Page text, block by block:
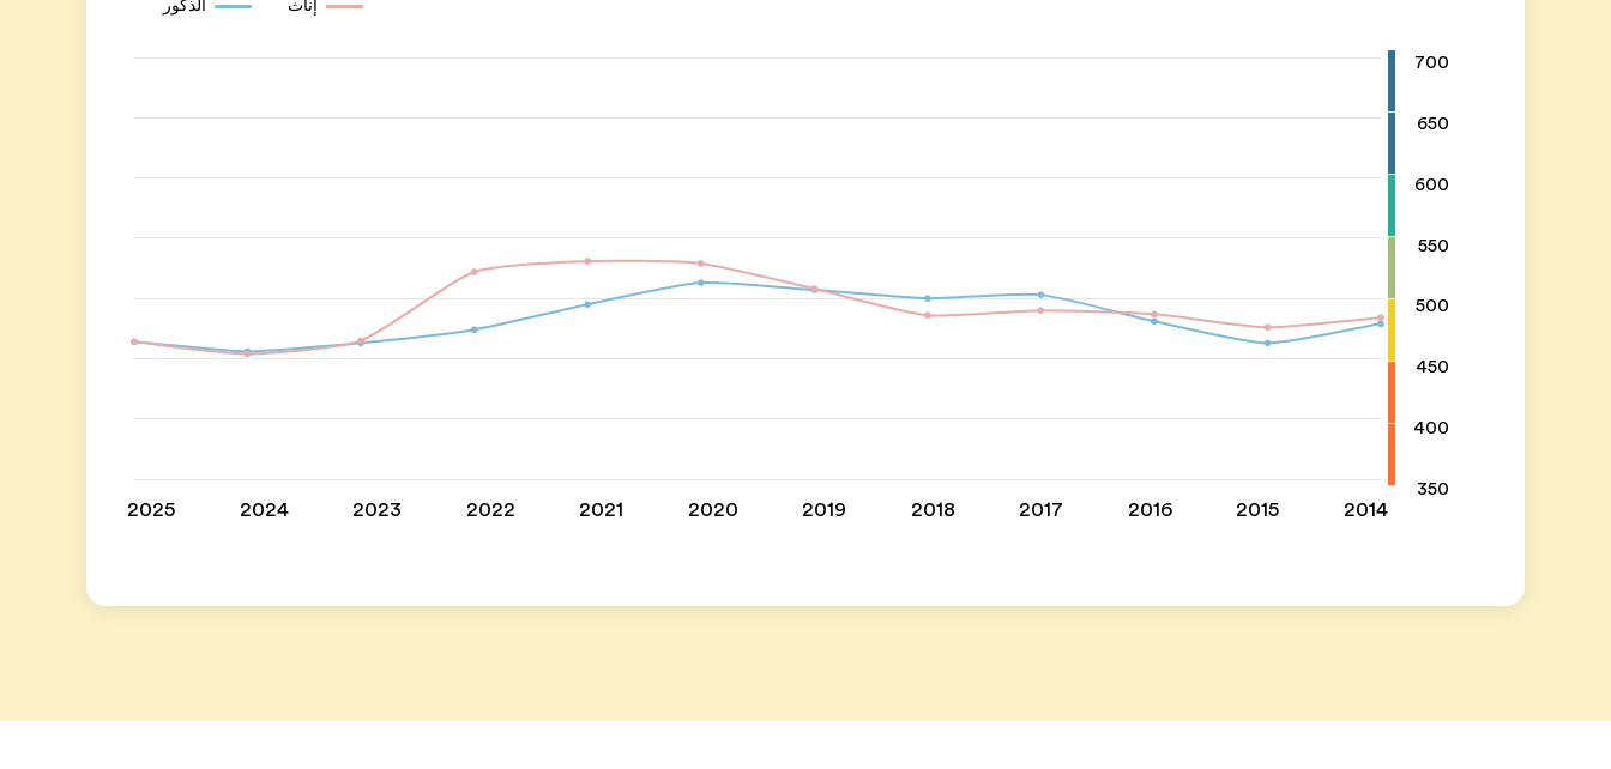
إناث الذكور
700
650
600
550
500
450
400
350
2014
2015
2016
2017
2018
2019
2020
2021
2022
2023
2024
2025